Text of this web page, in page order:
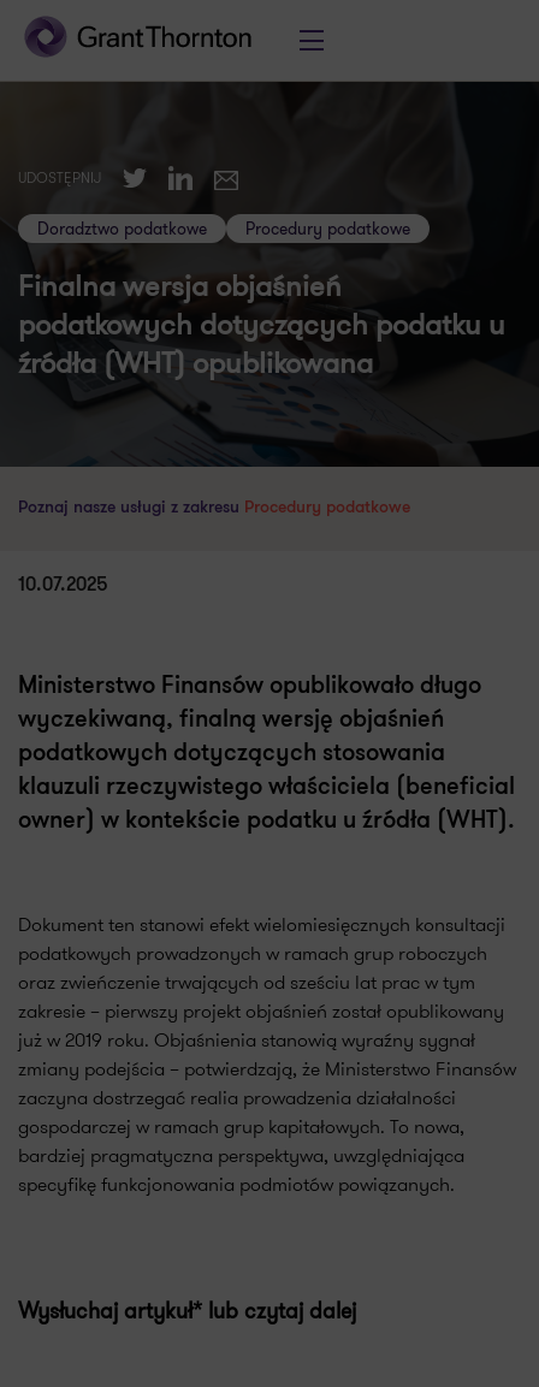
UDOSTĘPNIJ TwitterLinkedIn
E-mail
Doradztwo podatkowe Procedury podatkowe
Finalna wersja objaśnień
podatkowych dotyczących podatku u
źródła (WHT) opublikowana
Poznaj nasze usługi z zakresu Procedury podatkowe
10.07.2025
Ministerstwo Finansów opublikowało długo
wyczekiwaną, finalną wersję objaśnień
podatkowych dotyczących stosowania
klauzuli rzeczywistego właściciela (beneficial
owner) w kontekście podatku u źródła (WHT).
Dokument ten stanowi efekt wielomiesięcznych konsultacji
podatkowych prowadzonych w ramach grup roboczych
oraz zwieńczenie trwających od sześciu lat prac w tym
zakresie – pierwszy projekt objaśnień został opublikowany
już w 2019 roku. Objaśnienia stanowią wyraźny sygnał
zmiany podejścia – potwierdzają, że Ministerstwo Finansów
zaczyna dostrzegać realia prowadzenia działalności
gospodarczej w ramach grup kapitałowych. To nowa,
bardziej pragmatyczna perspektywa, uwzględniająca
specyfikę funkcjonowania podmiotów powiązanych.
Wysłuchaj artykuł* lub czytaj dalej